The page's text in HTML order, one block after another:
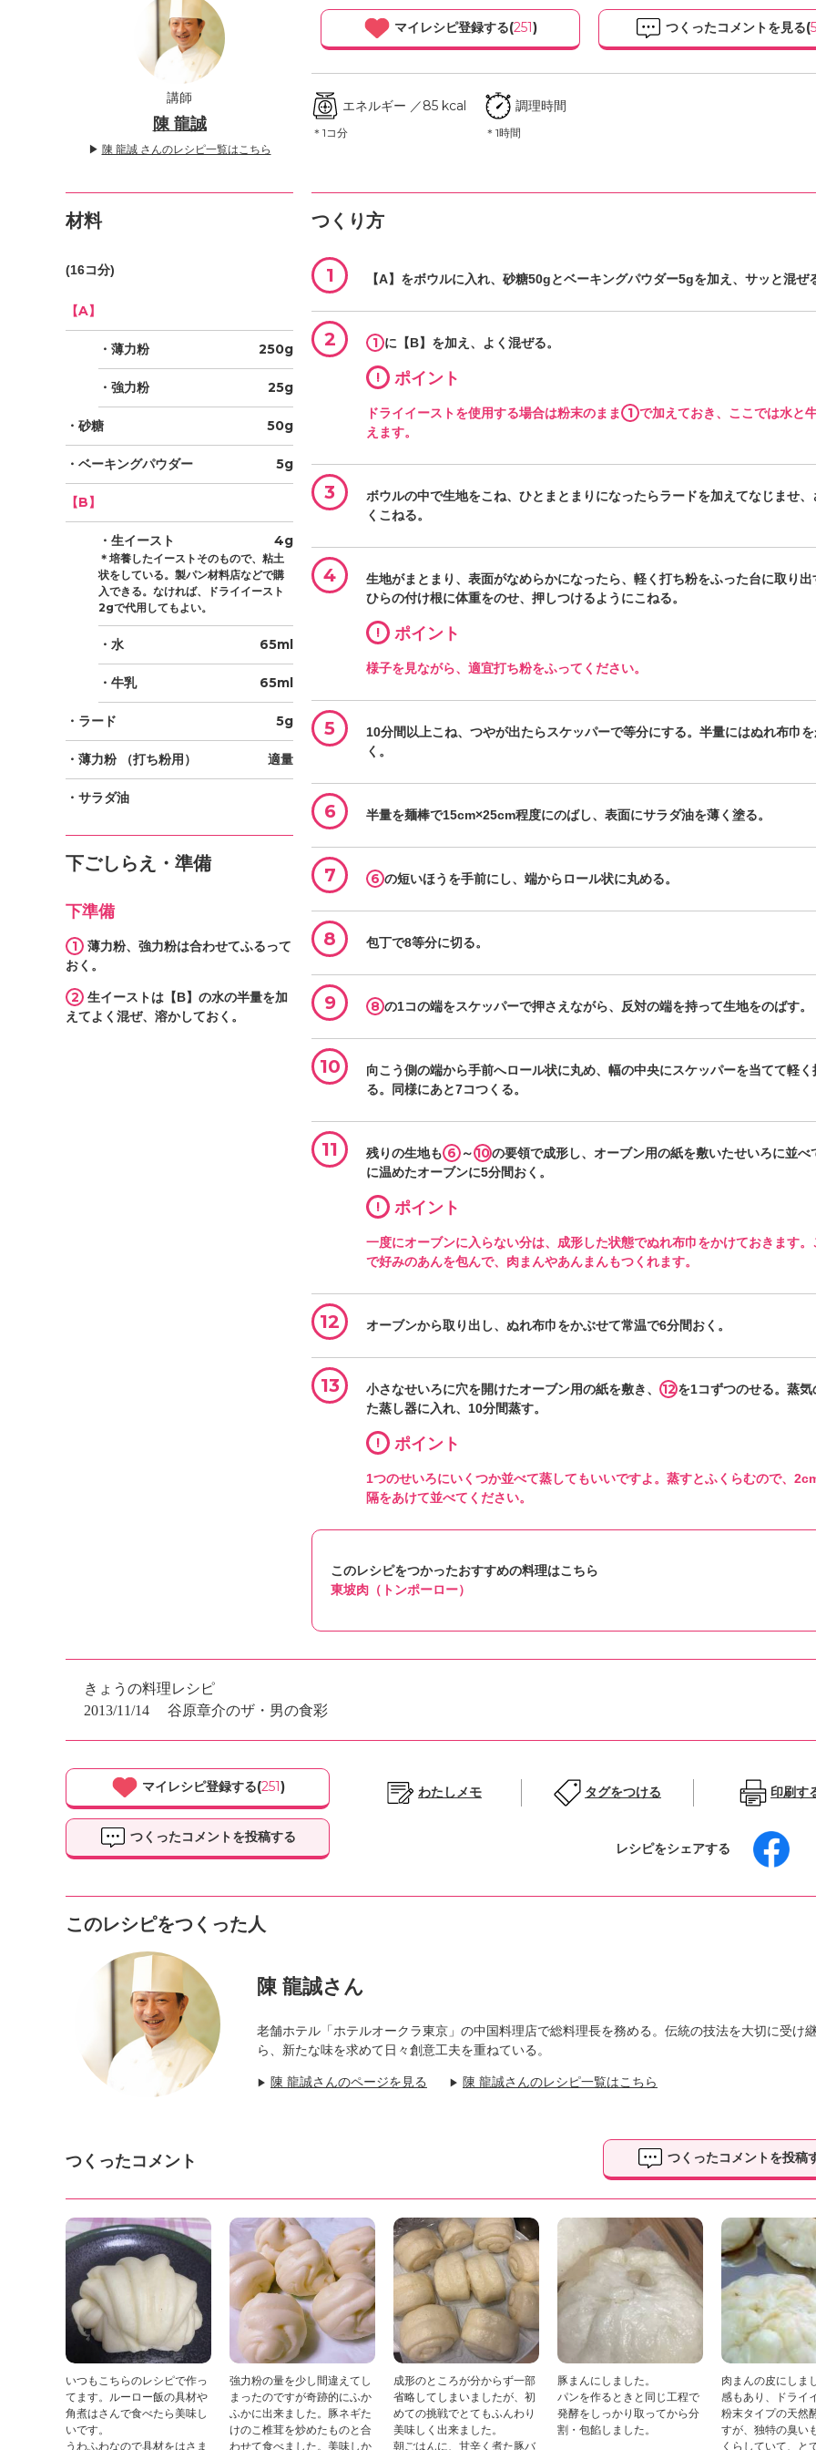
講師
陳 龍誠
▶ 陳 龍誠 さんのレシピ一覧はこちら
マイレシピ登録する(251) つくったコメントを見る(5
エネルギー ／85 kcal
＊1コ分
調理時間
＊1時間
材料
(16コ分)
【A】
・薄力粉 250g
・強力粉 25g
・砂糖 50g
・ベーキングパウダー 5g
【B】
・生イースト 4g
＊培養したイーストそのもので、粘土
状をしている。製パン材料店などで購
入できる。なければ、ドライイースト
2gで代用してもよい。
・水 65ml
・牛乳 65ml
・ラード 5g
・薄力粉（打ち粉用） 適量
・サラダ油
下ごしらえ・準備
下準備
1
薄力粉、強力粉は合わせてふるって
おく。
2 生イーストは【B】の水の半量を加
えてよく混ぜ、溶かしておく。
つくり方
1 【A】をボウルに入れ、砂糖50gとベーキングパウダー5gを加え、サッと混ぜ
2 1 に【B】を加え、よく混ぜる。
! ポイント
ドライイーストを使用する場合は粉末のまま 1 で加えておき、ここでは水と
えます。
3
ボウルの中で生地をこね、ひとまとまりになったらラードを加えてなじませ、
くこねる。
4
生地がまとまり、表面がなめらかになったら、軽く打ち粉をふった台に取り出
ひらの付け根に体重をのせ、押しつけるようにこねる。
! ポイント
様子を見ながら、適宜打ち粉をふってください。
5
10分間以上こね、つやが出たらスケッパーで等分にする。半量にはぬれ布巾
く。
6 半量を麺棒で15cm×25cm程度にのばし、表面にサラダ油を薄く塗る。
7 6 の短いほうを手前にし、端からロール状に丸める。
8 包丁で8等分に切る。
9 8 の1コの端をスケッパーで押さえながら、反対の端を持って生地をのばす。
10
向こう側の端から手前へロール状に丸め、幅の中央にスケッパーを当てて軽く
る。同様にあと7コつくる。
11 残りの生地も 6 ～ 10の要領で成形し、オーブン用の紙を敷いたせいろに並
に温めたオーブンに5分間おく。
! ポイント
一度にオーブンに入らない分は、成形した状態でぬれ布巾をかけておきます。
で好みのあんを包んで、肉まんやあんまんもつくれます。
12 オーブンから取り出し、ぬれ布巾をかぶせて常温で6分間おく。
13 小さなせいろに穴を開けたオーブン用の紙を敷き、 12 を1コずつのせる。蒸気
た蒸し器に入れ、10分間蒸す。
! ポイント
1つのせいろにいくつか並べて蒸してもいいですよ。蒸すとふくらむので、
隔をあけて並べてください。
このレシピをつかったおすすめの料理はこちら
東坡肉（トンポーロー）
きょうの料理レシピ
2013/11/14
谷原章介のザ・男の食彩
マイレシピ登録する(251)
つくったコメントを投稿する
わたしメモ タグをつける 印刷す
レシピをシェアする
このレシピをつくった人
陳 龍誠さん
老舗ホテル「ホテルオークラ東京」の中国料理店で総料理長を務める。伝統の技法を大切に受け
ら、新たな味を求めて日々創意工夫を重ねている。
▶ 陳 龍誠さんのページを見る ▶ 陳 龍誠さんのレシピ一覧はこちら
つくったコメント つくったコメントを投稿
いつもこちらのレシピで作っ
てます。ルーロー飯の具材や
角煮はさんで食べたら美味し
いです。
うわふわなので具材をはさま
強力粉の量を少し間違えてし
まったのですが奇跡的にふか
ふかに出来ました。豚ネギた
けのこ椎茸を炒めたものと合
わせて食べました。美味しか
成形のところが分からず一部
省略してしまいましたが、初
めての挑戦でとてもふんわり
美味しく出来ました。
朝ごはんに、甘辛く煮た豚バ
豚まんにしました。
パンを作るときと同じ工程で
発酵をしっかり取ってから分
割・包餡しました。
肉まんの皮にしま
感もあり、ドライ
粉末タイプの天然
すが、独特の臭い
くらしていて、と